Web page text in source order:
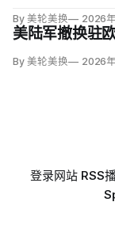
代理局长戴维·文
重伤或死亡的录像
By 美轮美换 2026
美陆军撤换驻
By 美轮美换 2026
登录网站 RSS